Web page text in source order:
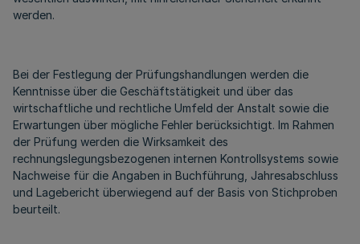
werden.
Bei der Festlegung der Prüfungshandlungen werden die
Kenntnisse über die Geschäftstätigkeit und über das
wirtschaftliche und rechtliche Umfeld der Anstalt sowie die
Erwartungen über mögliche Fehler berücksichtigt. Im Rahmen
der Prüfung werden die Wirksamkeit des
rechnungslegungsbezogenen internen Kontrollsystems sowie
Nachweise für die Angaben in Buchführung, Jahresabschluss
und Lagebericht überwiegend auf der Basis von Stichproben
beurteilt.